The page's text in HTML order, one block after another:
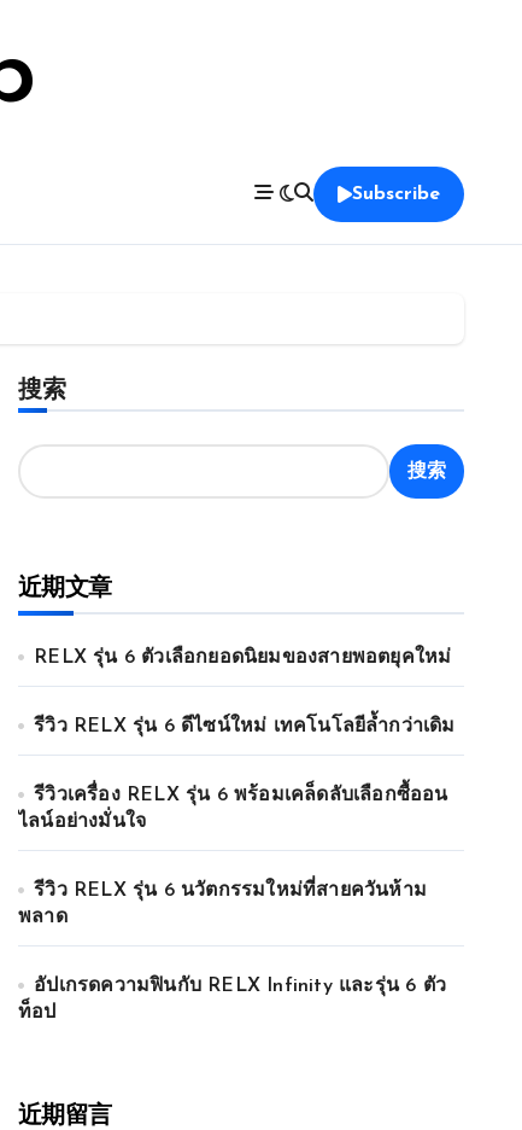
Subscribe
搜索
搜索
近期文章
RELX รุ่น 6 ตัวเลือกยอดนิยมของสายพอตยุคใหม่
รีวิว RELX รุ่น 6 ดีไซน์ใหม่ เทคโนโลยีล้ำกว่าเดิม
รีวิวเครื่อง RELX รุ่น 6 พร้อมเคล็ดลับเลือกซื้ออน
ไลน์อย่างมั่นใจ
รีวิว RELX รุ่น 6 นวัตกรรมใหม่ที่สายควันห้าม
พลาด
อัปเกรดความฟินกับ RELX Infinity และรุ่น 6 ตัว
ท็อป
近期留言